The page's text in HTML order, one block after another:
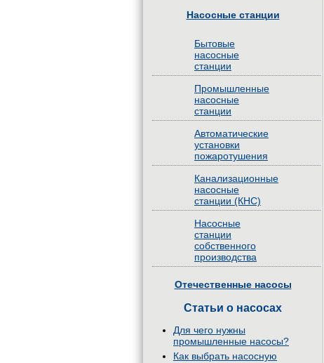
Насосные станции
Бытовые
насосные
станции
Промышленные
насосные
станции
Автоматические
установки
пожаротушения
Канализационные
насосные
станции (КНС)
Насосные
станции
собственного
производства
Отечественные насосы
Статьи о насосах
Для чего нужны
промышленные насосы?
Как выбрать насосную